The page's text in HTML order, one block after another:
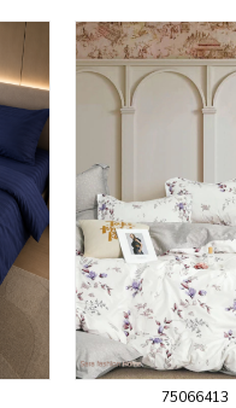
75066413